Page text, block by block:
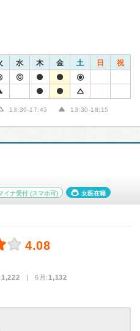
水 木 金 土 日 祝
13:30-17:45 13:30-18:15
イナ受付 (スマホ可) 女医在籍
4.08
1,222 | 6月:1,132